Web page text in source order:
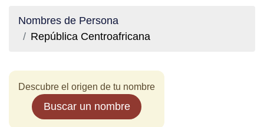
Nombres de Persona
República Centroafricana
Descubre el origen de tu nombre
Buscar un nombre